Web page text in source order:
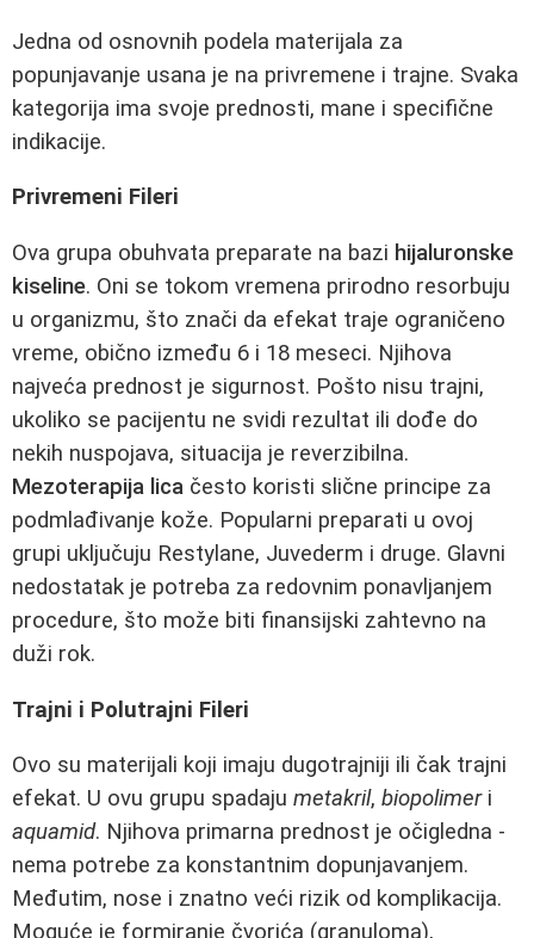
Jedna od osnovnih podela materijala za
popunjavanje usana je na privremene i trajne. Svaka
kategorija ima svoje prednosti, mane i specifične
indikacije.
Privremeni Fileri
Ova grupa obuhvata preparate na bazi hijaluronske
kiseline. Oni se tokom vremena prirodno resorbuju
u organizmu, što znači da efekat traje ograničeno
vreme, obično između 6 i 18 meseci. Njihova
najveća prednost je sigurnost. Pošto nisu trajni,
ukoliko se pacijentu ne svidi rezultat ili dođe do
nekih nuspojava, situacija je reverzibilna.
Mezoterapija lica često koristi slične principe za
podmlađivanje kože. Popularni preparati u ovoj
grupi uključuju Restylane, Juvederm i druge. Glavni
nedostatak je potreba za redovnim ponavljanjem
procedure, što može biti finansijski zahtevno na
duži rok.
Trajni i Polutrajni Fileri
Ovo su materijali koji imaju dugotrajniji ili čak trajni
efekat. U ovu grupu spadaju metakril, biopolimeri
aquamid. Njihova primarna prednost je očigledna -
nema potrebe za konstantnim dopunjavanjem.
Međutim, nose i znatno veći rizik od komplikacija.
Moguće je formiranje čvorića (granuloma),